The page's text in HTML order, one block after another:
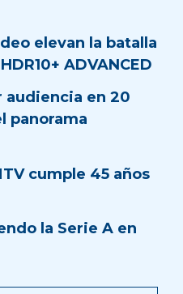
elevan la batalla
ADVANCED
audiencia en 20
panorama
cumple 45 años
la Serie A en